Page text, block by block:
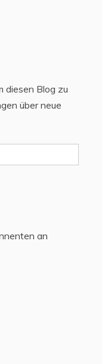
diesen Blog zu
über neue
an